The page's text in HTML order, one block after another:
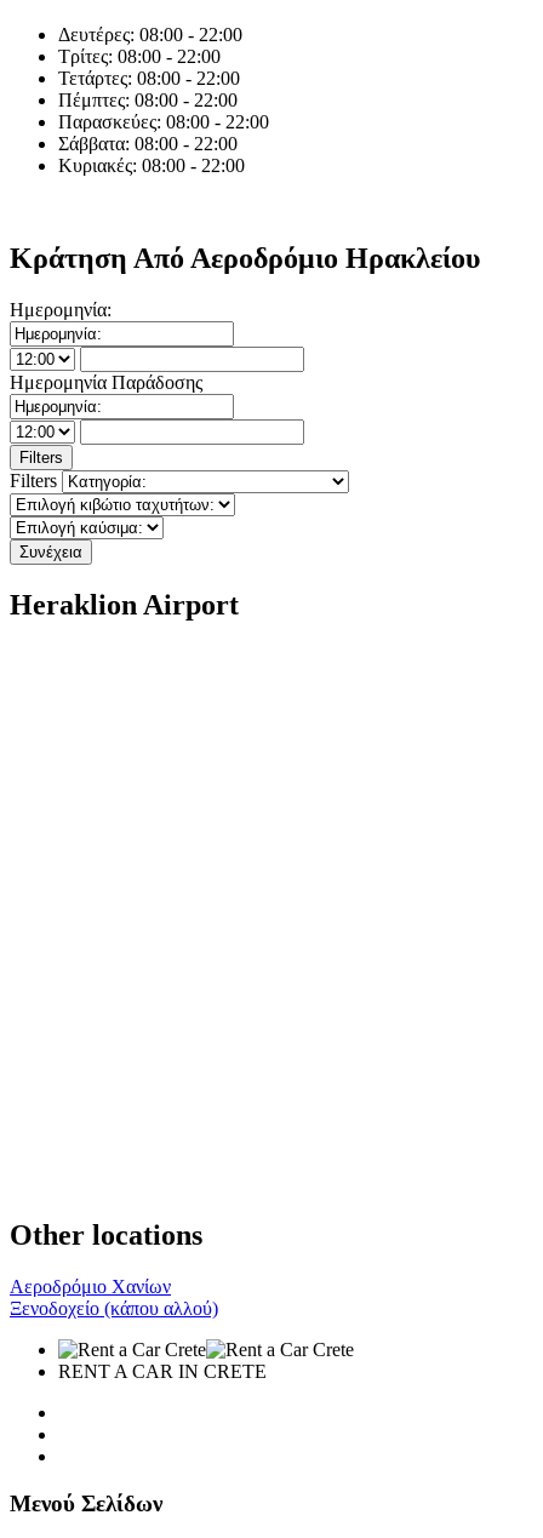
Δευτέρες: 08:00 - 22:00
Τρίτες: 08:00 - 22:00
Τετάρτες: 08:00 - 22:00
Πέμπτες: 08:00 - 22:00
Παρασκεύες: 08:00 - 22:00
Σάββατα: 08:00 - 22:00
Κυριακές: 08:00 - 22:00
Κράτηση Από Αεροδρόμιο Ηρακλείου
Ημερομηνία:
Ημερομηνία Παράδοσης
Filters
Filters
Συνέχεια
Heraklion Airport
Other locations
Αεροδρόμιο Χανίων
Ξενοδοχείο (κάπου αλλού)
RENT A CAR IN CRETE
Μενού Σελίδων